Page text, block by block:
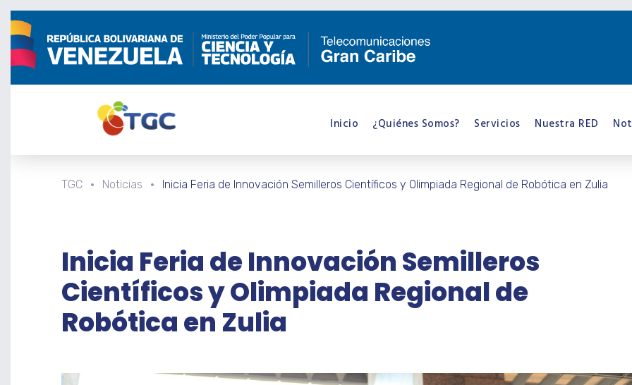
Inicio ¿Quiénes Somos? Servicios Nuestra RED
TGC Noticias Inicia Feria de Innovación Semilleros Científicos y Olimpiada Regional de Robótica en Zulia
Inicia Feria de Innovación Semilleros
Científicos y Olimpiada Regional de
Robótica en Zulia